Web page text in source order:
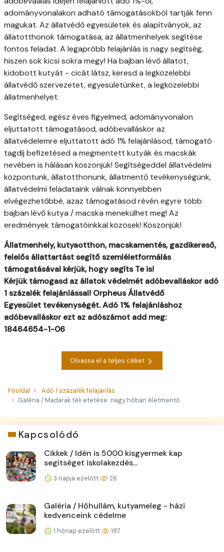
adományvonalakon adható támogatásokból tartják fenn
magukat. Az állatvédő egyesületek és alapítványok, az
állatotthonok támogatása, az állatmenhelyek segítése
fontos feladat. A legapróbb felajánlás is nagy segítség,
hiszen sok kicsi sokra megy! Ha bajban lévő állatot,
kidobott kutyát - cicát látsz, keresd a legközelebbi
állatvédő szervezetet, egyesületünket, a legközelebbi
állatmenhelyet.
Segítséged, egész éves figyelmed, adományvonalon
eljuttatott támogatásod, adóbevalláskor az
állatvédelemre eljuttatott adó 1% felajánlásod, támogató
tagdíj befizetésed a megmentett kutyák és macskák
nevében is hálásan köszönjük! Segítségeddel állatvédelmi
központunk, állatotthonunk, állatmentő tevékenységünk,
állatvédelmi feladataink válnak könnyebben
elvégezhetőbbé, azaz támogatásod révén egyre több
bajban lévő kutya / macska menekülhet meg! Az
eredmények támogatóinkkal közösek! Köszönjük!
Állatmenhely, kutyaotthon, macskamentés, gazdikereső,
felelős állattartást segítő szemléletformálás
támogatásával kérjük, hogy segíts Te is!
Kérjük támogasd az állatok védelmét adóbevalláskor adó
1 százalékfelajánlással! Orpheus Állatvédő
Egyesület tevékenységét.Adó 1% felajánláshoz
adóbevalláskor ezt az adószámot add meg:
18464654-1-06
Olvassa el a teljes cikket
Főoldal
Adó 1 százalék felajánlás
Galéria / Madarak téli etetése: nagy hóban életmentő
Kapcsolódó
Cikkek / Idén is 5000 kisgyermek kap
segítséget iskolakezdés...
3 napja ezelőtt 26
Galéria / Hőhullám, kutyameleg - házi
kedvenceink cédelme
1 hónap ezelőtt 187